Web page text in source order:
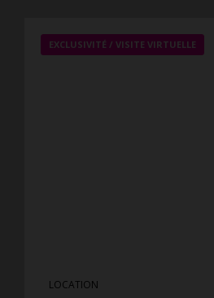
EXCLUSIVITÉ / VISITE VIRTUELLE
LOCATION